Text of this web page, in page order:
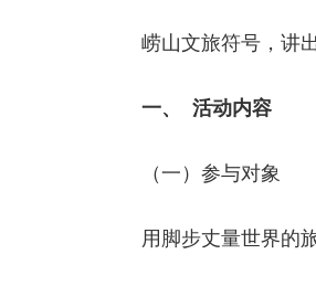
崂山文旅符号，讲
一、 活动内容
（一）参与对象
用脚步丈量世界的